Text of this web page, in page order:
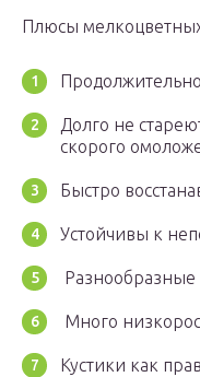
Плюсы
Долго не
скорого
Быстро
Устойчивы к
Разнообразные
Много
Кустики как